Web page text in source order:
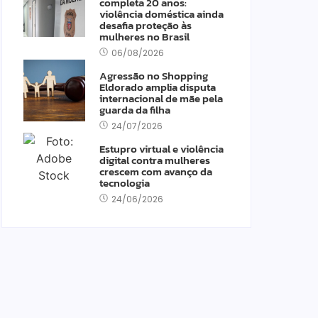
e Luciana Gimenez se
para fechar
e lançar programa
em 2026
violência doméstica ainda
desafia proteção às
mulheres no Brasil
06/08/2026
Agressão no Shopping
Eldorado amplia disputa
internacional de mãe pela
guarda da filha
24/07/2026
Estupro virtual e violência
digital contra mulheres
crescem com avanço da
tecnologia
24/06/2026